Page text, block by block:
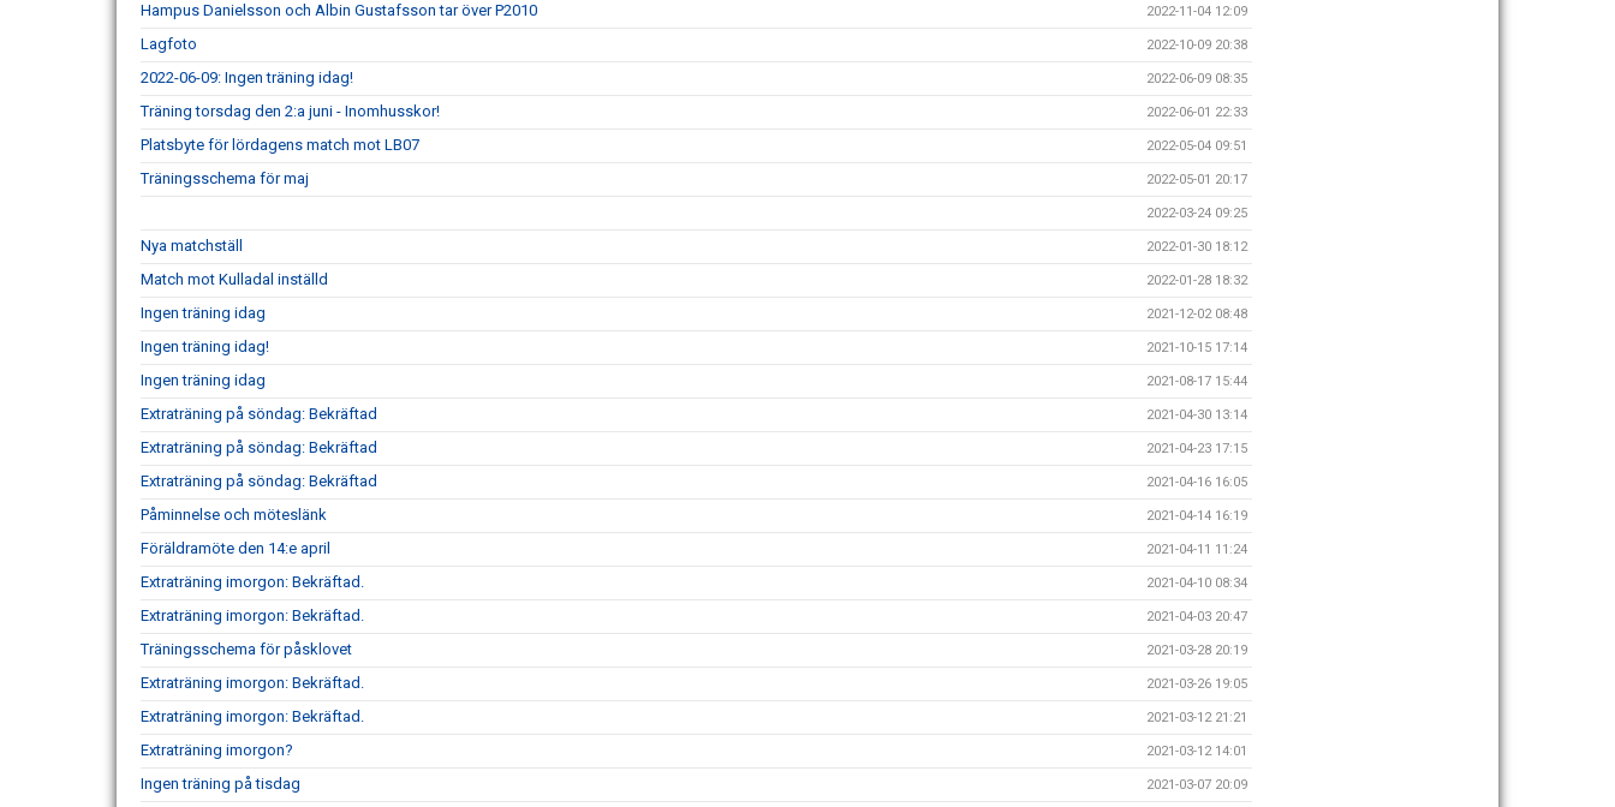
Hampus Danielsson och Albin Gustafsson tar över P2010 2022-11-04 12:09
Lagfoto 2022-10-09 20:38
2022-06-09: Ingen träning idag! 2022-06-09 08:35
Träning torsdag den 2:a juni - Inomhusskor! 2022-06-01 22:33
Platsbyte för lördagens match mot LB07 2022-05-04 09:51
Träningsschema för maj 2022-05-01 20:17
2022-03-24 09:25
Nya matchställ 2022-01-30 18:12
Match mot Kulladal inställd 2022-01-28 18:32
Ingen träning idag 2021-12-02 08:48
Ingen träning idag! 2021-10-15 17:14
Ingen träning idag 2021-08-17 15:44
Extraträning på söndag: Bekräftad 2021-04-30 13:14
Extraträning på söndag: Bekräftad 2021-04-23 17:15
Extraträning på söndag: Bekräftad 2021-04-16 16:05
Påminnelse och möteslänk 2021-04-14 16:19
Föräldramöte den 14:e april 2021-04-11 11:24
Extraträning imorgon: Bekräftad. 2021-04-10 08:34
Extraträning imorgon: Bekräftad. 2021-04-03 20:47
Träningsschema för påsklovet 2021-03-28 20:19
Extraträning imorgon: Bekräftad. 2021-03-26 19:05
Extraträning imorgon: Bekräftad. 2021-03-12 21:21
Extraträning imorgon? 2021-03-12 14:01
Ingen träning på tisdag 2021-03-07 20:09